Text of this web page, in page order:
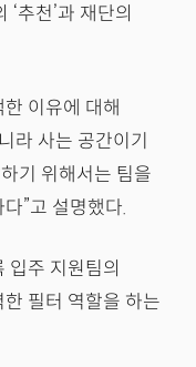
추천’과 재단의
이유에 대해
라 사는 공간이기
기 위해서는 팀을
”고 설명했다.
입주 지원팀의
필터 역할을 하는